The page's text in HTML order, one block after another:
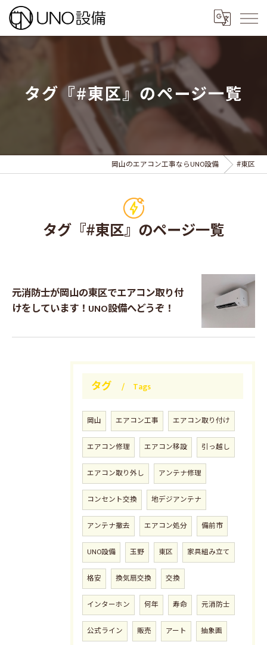
タグ『#東区』のページ一覧
岡山のエアコン工事ならUNO設備 #東区
タグ『#東区』のページ一覧
元消防士が岡山の東区でエアコン取り付
けをしています！UNO設備へどうぞ！
タグ Tags
岡山 エアコン工事 エアコン取り付け
エアコン修理 エアコン移設 引っ越し
エアコン取り外し アンテナ修理
コンセント交換 地デジアンテナ
アンテナ撤去 エアコン処分 備前市
UNO設備 玉野 東区 家具組み立て
格安 換気扇交換 交換
インターホン 何年 寿命 元消防士
公式ライン 販売 アート 抽象画